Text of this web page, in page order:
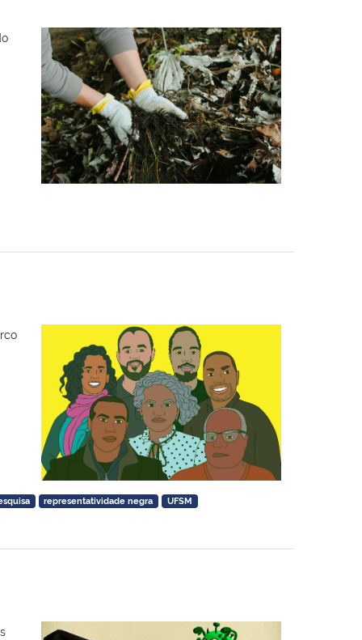
representatividade negra UFSM